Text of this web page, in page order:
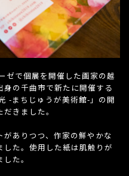
ゼで個展を開催した画家の越
の千曲市で新たに開催する
-まちじゅうが美術館-」の開
きました。
がありつつ、作家の鮮やかな
した。使用した紙は肌触りが
た。